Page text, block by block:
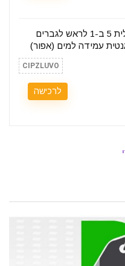
ערכת גילוח חשמלית 5 ב-1 לראש לגברים
CIPZLUVO
לרכישה